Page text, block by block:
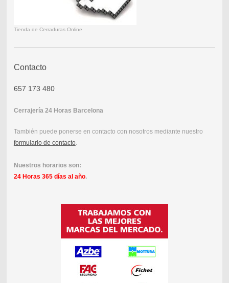
Tienda de Cerraduras Online
Contacto
657 173 480
Cerrajería 24 Horas Barcelona
También puede ponerse en contacto con nosotros mediante nuestro
formulario de contacto.
Nuestros horarios son:
24 Horas 365 días al año.